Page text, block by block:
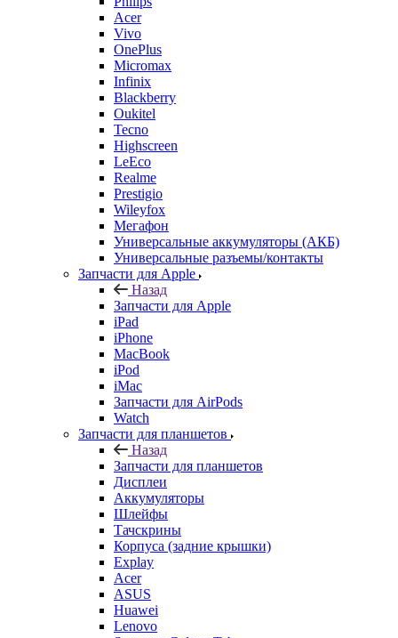
Acer
Vivo
OnePlus
Micromax
Infinix
Blackberry
Oukitel
Tecno
Highscreen
LeEco
Realme
Prestigio
Wileyfox
Мегафон
Универсальные аккумуляторы (АКБ)
Универсальные разъемы/контакты
Запчасти для Apple
Назад
Запчасти для Apple
iPad
iPhone
MacBook
iPod
iMac
Запчасти для AirPods
Watch
Запчасти для планшетов
Назад
Запчасти для планшетов
Дисплеи
Аккумуляторы
Шлейфы
Тачскрины
Корпуса (задние крышки)
Explay
Acer
ASUS
Huawei
Lenovo